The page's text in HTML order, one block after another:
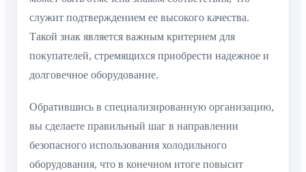
служит подтверждением ее высокого качества.
Такой знак является важным критерием для
покупателей, стремящихся приобрести надежное и
долговечное оборудование.
Обратившись в специализированную организацию,
вы сделаете правильный шаг в направлении
безопасного использования холодильного
оборудования, что в конечном итоге повысит